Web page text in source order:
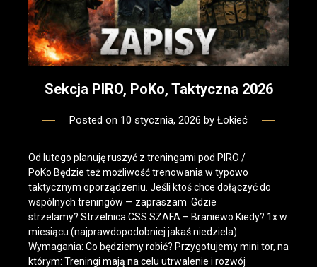
Sekcja PIRO, PoKo, Taktyczna 2026
Posted on 10 stycznia, 2026 by Łokieć
Od lutego planuję ruszyć z treningami pod PIRO /
PoKo Będzie też możliwość trenowania w typowo
taktycznym oporządzeniu. Jeśli ktoś chce dołączyć do
wspólnych treningów — zapraszam Gdzie
strzelamy? Strzelnica CSS SZAFA – Braniewo Kiedy? 1x w
miesiącu (najprawdopodobniej jakaś niedziela)
Wymagania: Co będziemy robić? Przygotujemy mini tor, na
którym: Treningi mają na celu utrwalenie i rozwój